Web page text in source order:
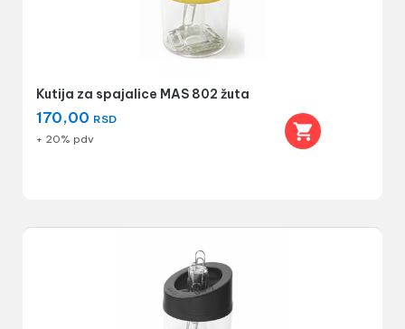
Kutija za spajalice MAS 802 žuta
170,00 RSD
+ 20% pdv